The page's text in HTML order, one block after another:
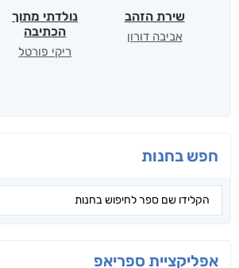
חפש בחנות
אפליקציית ספריאפ
שירת הזהב
אביבה דורון
נולדתי מתוך
הכתיבה
ריקי פורטל